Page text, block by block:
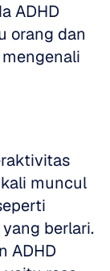
ADHD
orang dan
muncul
ADHD